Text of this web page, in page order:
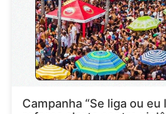
Campanha “Se liga ou eu